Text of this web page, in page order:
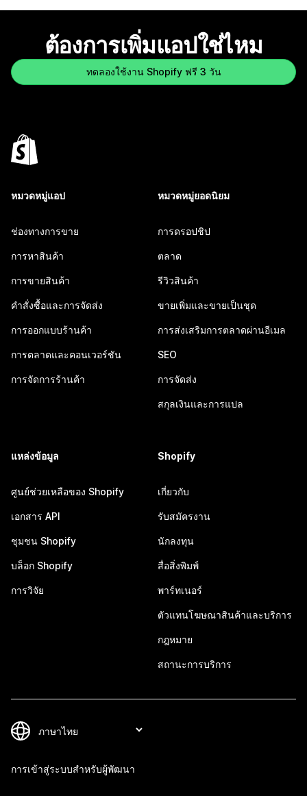
ต้องการเพิ่มแอปใช่ไหม
ทดลองใช้งาน Shopify ฟรี 3 วัน
หมวดหมู่แอป
ช่องทางการขาย
การหาสินค้า
การขายสินค้า
คำสั่งซื้อและการจัดส่ง
การออกแบบร้านค้า
การตลาดและคอนเวอร์ชัน
การจัดการร้านค้า
หมวดหมู่ยอดนิยม
การดรอปชิป
ตลาด
รีวิวสินค้า
ขายเพิ่มและขายเป็นชุด
การส่งเสริมการตลาดผ่านอีเมล
SEO
การจัดส่ง
สกุลเงินและการแปล
แหล่งข้อมูล
ศูนย์ช่วยเหลือของ Shopify
เอกสาร API
ชุมชน Shopify
บล็อก Shopify
การวิจัย
Shopify
เกี่ยวกับ
รับสมัครงาน
นักลงทุน
สื่อสิ่งพิมพ์
พาร์ทเนอร์
ตัวแทนโฆษณาสินค้าและบริการ
กฎหมาย
สถานะการบริการ
การเข้าสู่ระบบสำหรับผู้พัฒนา